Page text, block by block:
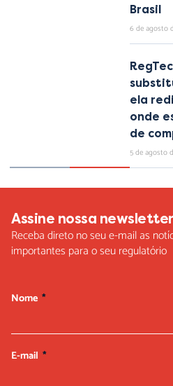
Brasil
6 de agosto
ela
onde
de
5 de agosto
Assine nossa newsletter
Receba direto no seu e-mail as
importantes para o seu regulatório
Nome
E-mail